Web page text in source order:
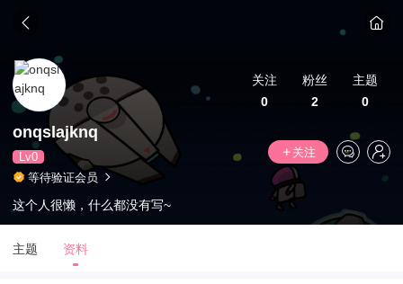
关注
0
粉丝
2
主题
0
onqslajknq
Lv0
关注
等待验证会员
这个人很懒，什么都没有写~
主题 资料